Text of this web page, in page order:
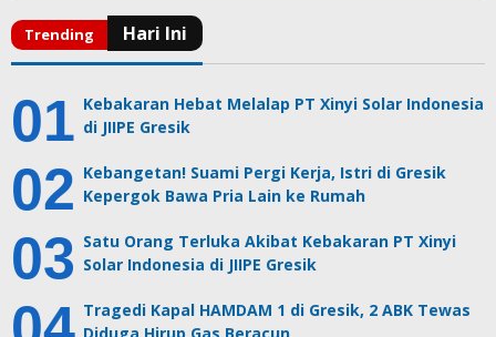
Kebakaran Hebat Melalap PT Xinyi Solar Indonesia
di JIIPE Gresik
Kebangetan! Suami Pergi Kerja, Istri di Gresik
Kepergok Bawa Pria Lain ke Rumah
Satu Orang Terluka Akibat Kebakaran PT Xinyi
Solar Indonesia di JIIPE Gresik
Tragedi Kapal HAMDAM 1 di Gresik, 2 ABK Tewas
Diduga Hirup Gas Beracun